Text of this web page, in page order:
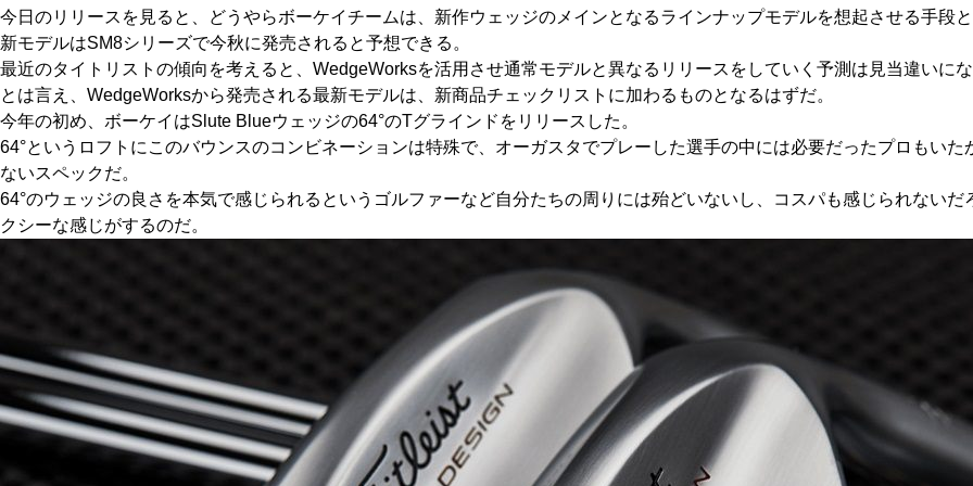
今日のリリースを見ると、どうやらボーケイチームは、新作ウェッジのメインとなるラインナップモデルを想起させる手段
新モデルはSM8シリーズで今秋に発売されると予想できる。
最近のタイトリストの傾向を考えると、WedgeWorksを活用させ通常モデルと異なるリリースをしていく予測は見当違いに
とは言え、WedgeWorksから発売される最新モデルは、新商品チェックリストに加わるものとなるはずだ。
今年の初め、ボーケイはSlute Blueウェッジの64°のTグラインドをリリースした。
64°というロフトにこのバウンスのコンビネーションは特殊で、オーガスタでプレーした選手の中には必要だったプロもい
ないスペックだ。
64°のウェッジの良さを本気で感じられるというゴルファーなど自分たちの周りには殆どいないし、コスパも感じられない
クシーな感じがするのだ。
HYBRIDS ハイブリッド
IRONS アイアン
WEDGES ウェッジ
PUTTERS
OTHER その他
Our Mission
ABOUT US MyGolfSpyJapanとは？